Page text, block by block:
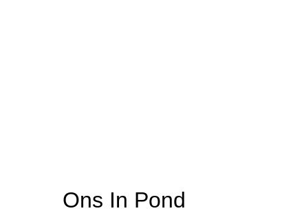
Ons In Pond